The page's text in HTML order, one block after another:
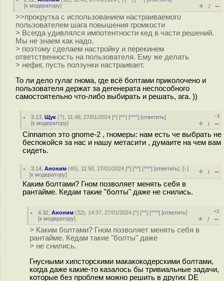
[к модератору] + / –
>>прокрутка с использованием настраиваемого
пользователем шага повышения громкости
> Всегда удивлялся импотентности кед в части решений.
Мы не знаем как надо,
> поэтому сделаем настройку и перекинем
ответственность на пользователя. Ему же делать
> нефиг, пусть ползунки настраивает.
То ли дело гулаг гнома, где всё болтами приколочено и
пользователя держат за дегенерата неспособного
самостоятельно что-либо выбирать и решать, ага. ))
3.13 ,Щук (?), 11:48, 27/01/2024 [^] [^^] [^^^] [ответить]
[к модератору]
–1
+ / –
Cinnamon это gnome-2 , гномеры: нам есть че выбрать не
беспокойся за нас и нашу метасити , думаите на чем вам
сидеть.
3.14 ,Аноним (45), 11:50, 27/01/2024 [^] [^^] [^^^] [ответить][↓]
[к модератору] + / –
Каким болтами? Гном позволяет менять себя в
рантайме. Кедам такие "болты" даже не снились.
4.32 ,Аноним (32), 14:37, 27/01/2024 [^] [^^] [^^^] [ответить]
[к модератору]
+2
+ / –
> Каким болтами? Гном позволяет менять себя в
рантайме. Кедам такие "болты" даже
> не снились.
Гнусными хипсторскими мaкaкoкoдepcкими болтами,
когда даже какие-то казалось бы тривиальные задачи,
которые без проблем можно решить в других DE